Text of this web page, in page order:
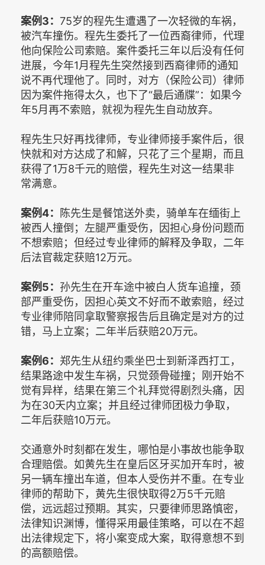
案例3： 75岁的程先生遭遇了一次轻微的车祸，
被汽车撞伤。程先生委托了一位西裔律师，代理
他向保险公司索赔。案件委托三年以后没有任何
进展，今年1月程先生突然接到西裔律师的通知
说不再代理他了。同时，对方（保险公司）律师
因为案件拖得太久，也下了“最后通牒”：如果今
年5月再不索赔，就视为程先生自动放弃。
程先生只好再找律师，专业律师接手案件后，很
快就和对方达成了和解，只花了三个星期，而且
获得了1万8千元的赔偿，程先生对这一结果非
常满意。
案例4： 陈先生是餐馆送外卖，骑单车在缅街上
被西人撞倒；左腿严重受伤，因担心身份问题而
不想索赔；但经过专业律师的解释及争取，二年
后法官裁定获赔12万元。
案例5： 孙先生在开车途中被白人货车追撞，颈
部严重受伤，因担心英文不好而不敢索赔，经过
专业律师陪同拿取警察报告后且确定是对方的过
错，马上立案；二年半后获赔20万元。
案例6： 郑先生从纽约乘坐巴士到新泽西打工，
结果路途中发生车祸，只觉颈骨碰撞；刚开始不
觉有异样，结果在第三个礼拜觉得剧烈头痛，因
为在30天内立案；并且经过律师团极力争取，
二年后获赔10万元。
交通意外时刻都在发生，哪怕是小事故也能争取
合理赔偿。如黄先生在皇后区牙买加开车时，被
另一辆车撞出车道，但本人受伤并不重。在专业
律师的帮助下，黄先生很快取得2万5千元赔
偿，远远超过预期。其实，只要律师思路慎密，
法律知识渊博，懂得采用最佳策略，可以在不超
出法律规定下，将小案变成大案，取得意想不到
的高额赔偿。